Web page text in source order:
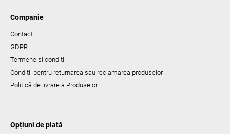
Companie
Contact
GDPR
Termene si condiții
Condiții pentru returnarea sau reclamarea produselor
Politică de livrare a Produselor
Opțiuni de plată